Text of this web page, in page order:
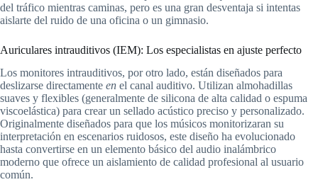
del tráfico mientras caminas, pero es una gran desventaja si intentas
aislarte del ruido de una oficina o un gimnasio.
Auriculares intrauditivos (IEM): Los especialistas en ajuste perfecto
Los monitores intrauditivos, por otro lado, están diseñados para
deslizarse directamente en el canal auditivo. Utilizan almohadillas
suaves y flexibles (generalmente de silicona de alta calidad o espuma
viscoelástica) para crear un sellado acústico preciso y personalizado.
Originalmente diseñados para que los músicos monitorizaran su
interpretación en escenarios ruidosos, este diseño ha evolucionado
hasta convertirse en un elemento básico del audio inalámbrico
moderno que ofrece un aislamiento de calidad profesional al usuario
común.